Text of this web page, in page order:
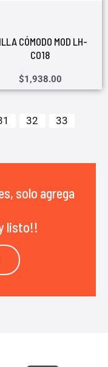
CÓMODO MOD LH-
CO18
$1,938.00
32
33
solo agrega
listo!!